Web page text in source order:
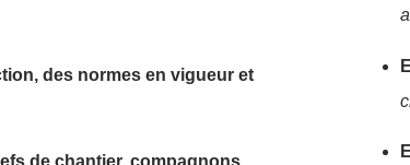
des normes en vigueur et
de chantier, compagnons,